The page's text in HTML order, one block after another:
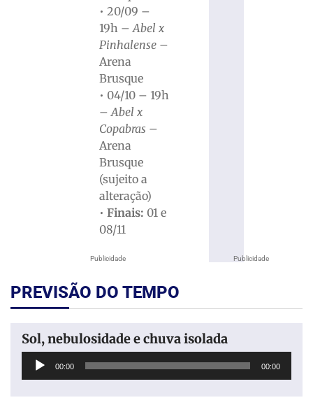
Publicidade
• 20/09 –
19h –Abel x
Pinhalense –
Arena
Brusque
• 04/10 – 19h
–Abel x
Copabras –
Arena
Brusque
(sujeito a
alteração)
•Finais: 01 e
08/11
Publicidade
PREVISÃO DO TEMPO
Sol, nebulosidade e chuva isolada
Tocador
00:00 00:00